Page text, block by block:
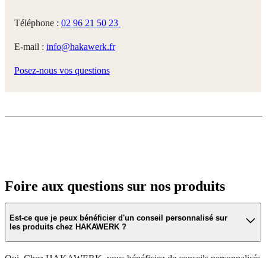
Téléphone : 02 96 21 50 23
E-mail : info@hakawerk.fr
Posez-nous vos questions
Foire aux questions sur nos produits
Est-ce que je peux bénéficier d'un conseil personnalisé sur
les produits chez HAKAWERK ?